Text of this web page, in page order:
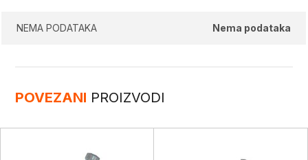
NEMA PODATAKA Nema podataka
POVEZANI PROIZVODI